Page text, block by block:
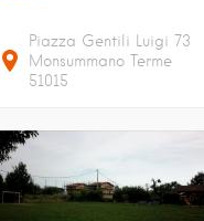
Piazza Gentili Luigi 73
Monsummano Terme
51015